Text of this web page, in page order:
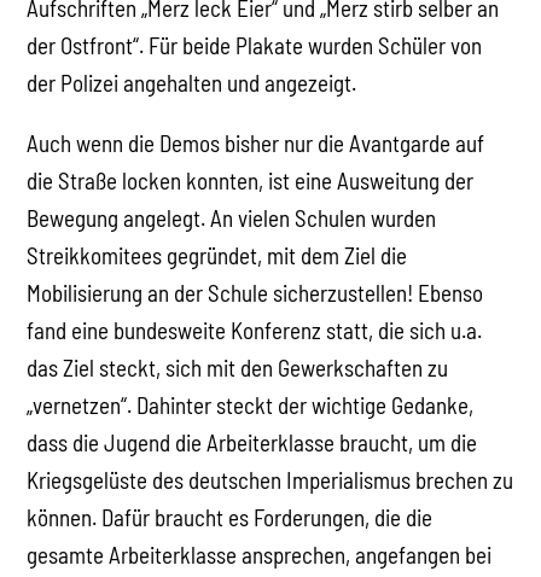
Aufschriften „Merz leck Eier“ und „Merz stirb selber an
der Ostfront“. Für beide Plakate wurden Schüler von
der Polizei angehalten und angezeigt.
Auch wenn die Demos bisher nur die Avantgarde auf
die Straße locken konnten, ist eine Ausweitung der
Bewegung angelegt. An vielen Schulen wurden
Streikkomitees gegründet, mit dem Ziel die
Mobilisierung an der Schule sicherzustellen! Ebenso
fand eine bundesweite Konferenz statt, die sich u.a.
das Ziel steckt, sich mit den Gewerkschaften zu
„vernetzen“. Dahinter steckt der wichtige Gedanke,
dass die Jugend die Arbeiterklasse braucht, um die
Kriegsgelüste des deutschen Imperialismus brechen zu
können. Dafür braucht es Forderungen, die die
gesamte Arbeiterklasse ansprechen, angefangen bei